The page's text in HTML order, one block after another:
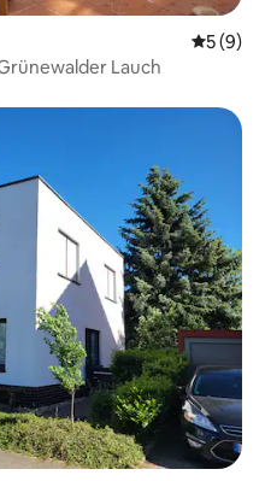
5 (9)
Lauch